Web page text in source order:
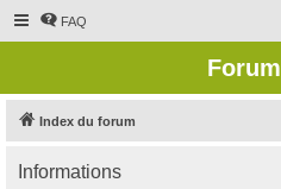
FAQ
Index du forum
Informations